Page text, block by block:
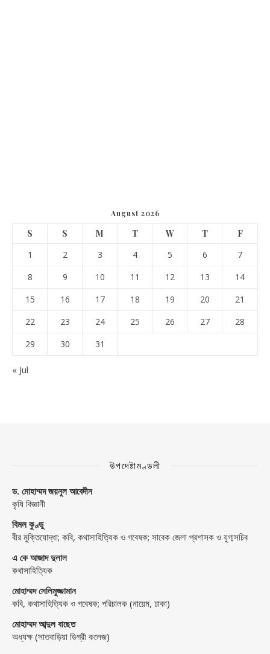
August 2026
S S M T W T
F
1
2 3 4 5 6
7
8
9 10 11 12 13
14
15
16 17 18 19 20
21
22
23 24 25 26 27
28
29
30 31
« Jul
উপদেষ্টামণ্ডলী
ড. মোহাম্মদ জয়নুল আবেদীন
কৃষি বিজ্ঞানী
বিমল কুণ্ডু
বীর মুক্তিযোদ্ধা; কবি, কথাসাহিত্যিক ও গবেষক; সাবেক জেলা প্রশাসক ও যুগ্মসচিব
এ কে আজাদ দুলাল
কথাসাহিত্যিক
মোহাম্মদ সেলিমুজ্জামান
কবি, কথাসাহিত্যিক ও গবেষক; পরিচালক (নায়েম, ঢাকা)
মোহাম্মদ আব্দুল বাছেত
অধ্যক্ষ (সাতবাড়িয়া ডিগ্রী কলেজ)